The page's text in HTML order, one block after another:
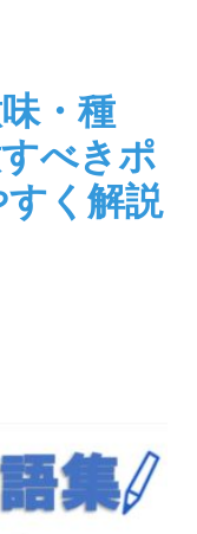
・種
べきポ
く解説